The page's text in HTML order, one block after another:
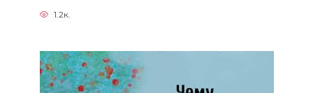
1.2к.